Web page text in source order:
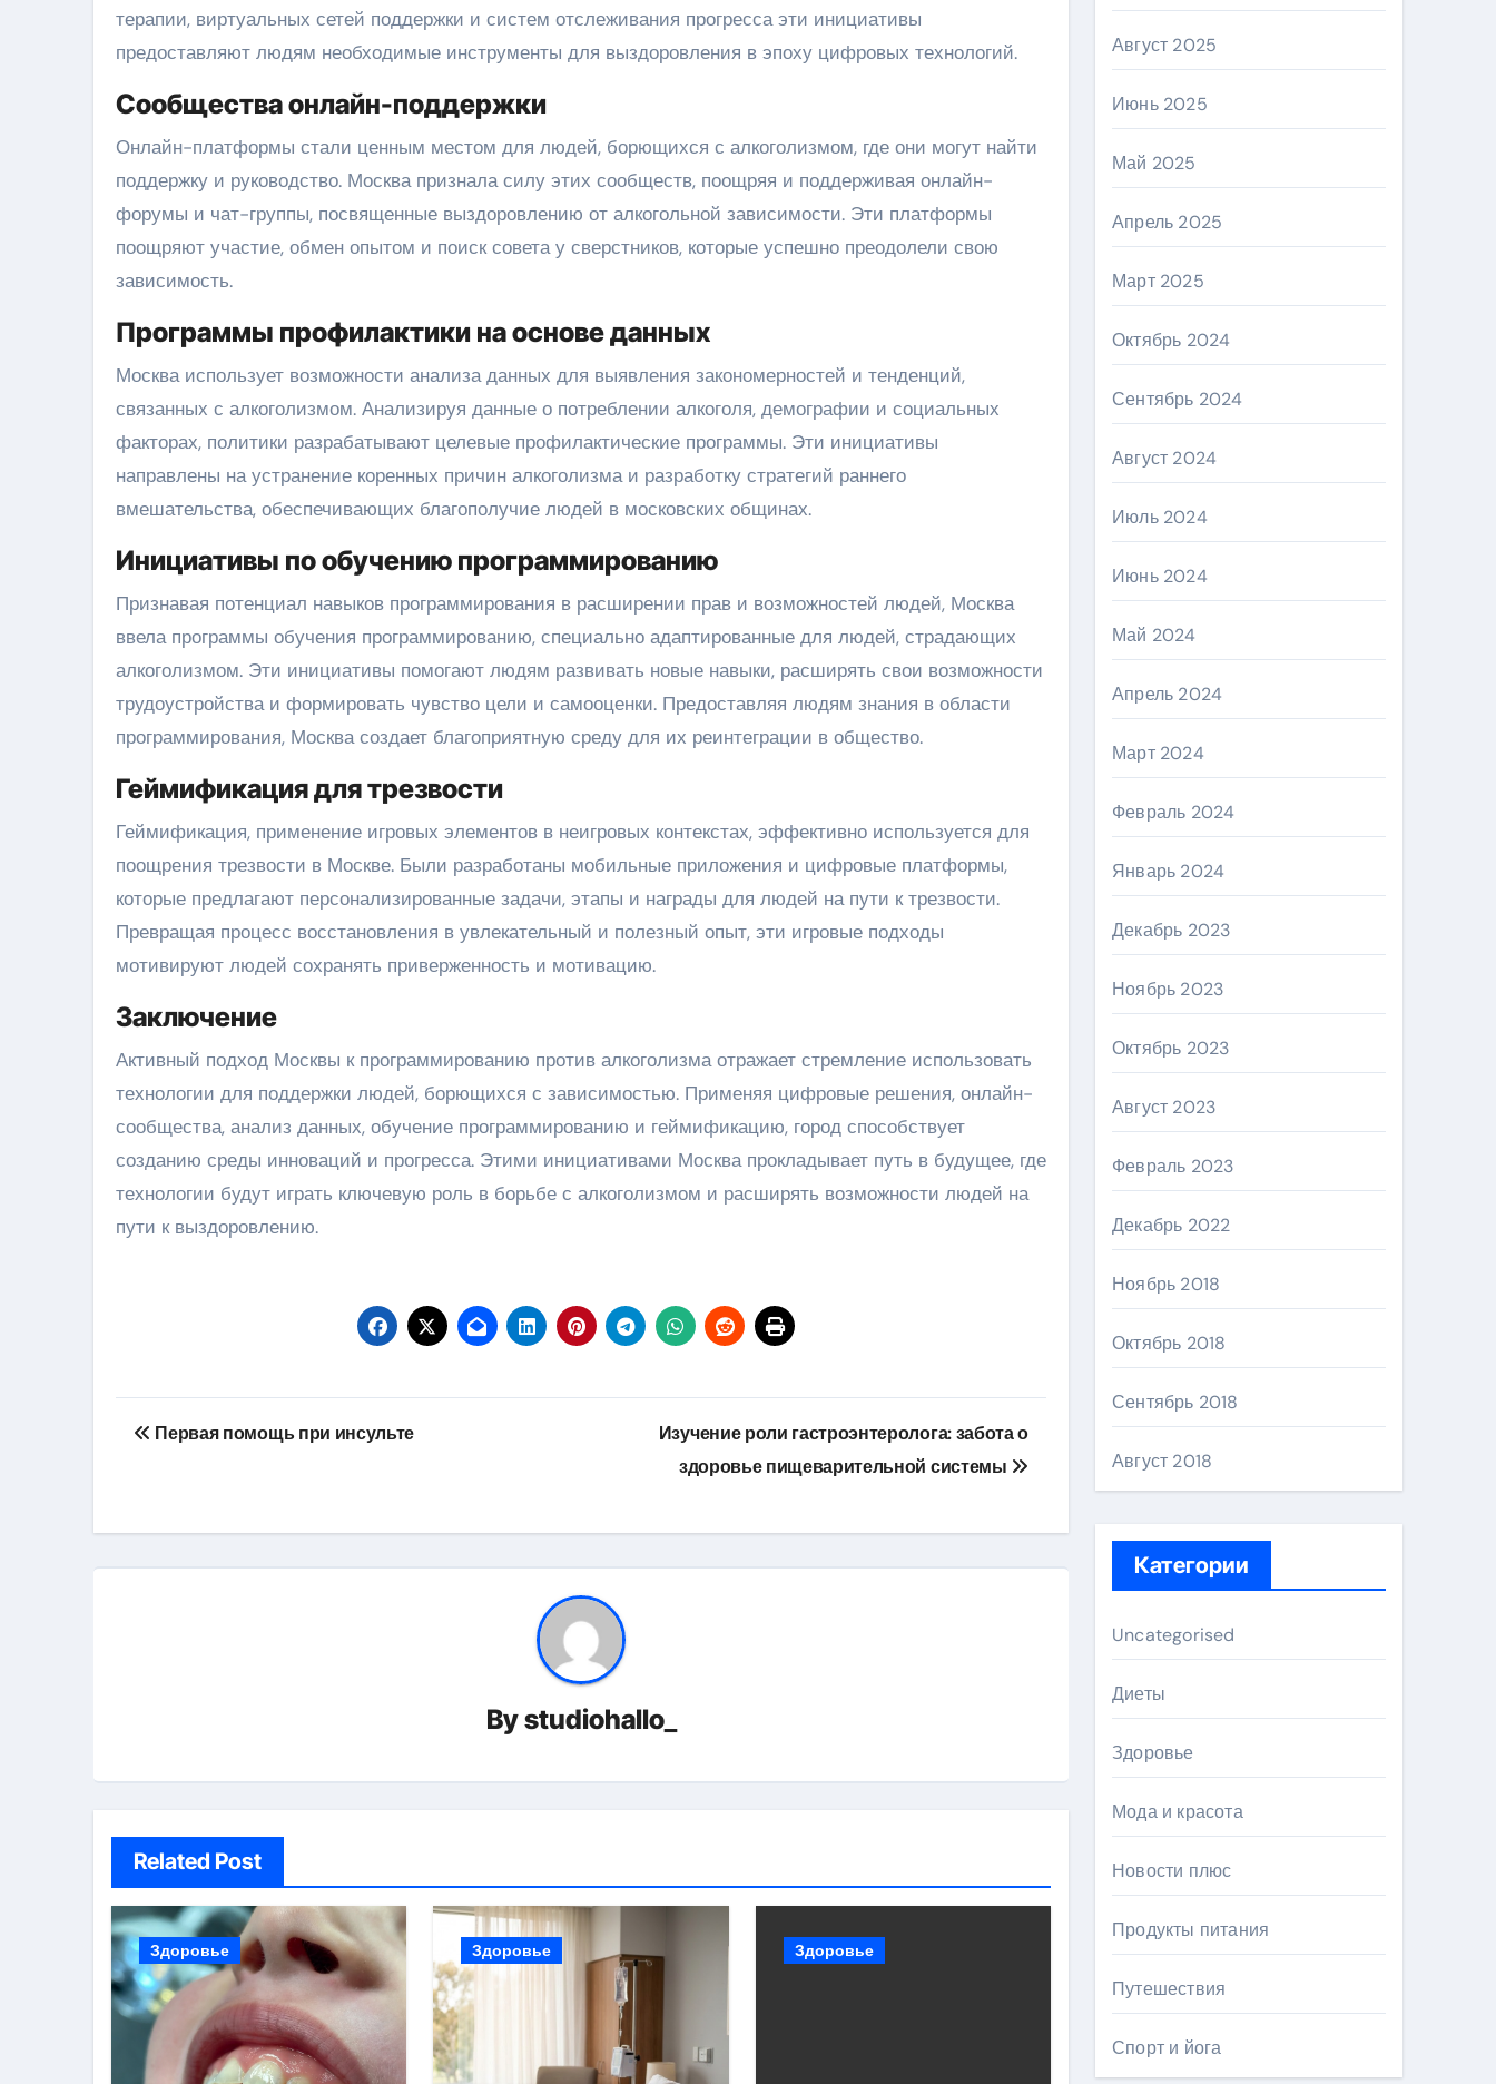
терапии, виртуальных сетей поддержки и систем отслеживания прогресса эти инициативы
предоставляют людям необходимые инструменты для выздоровления в эпоху цифровых технологий.
Сообщества онлайн-поддержки
Онлайн-платформы стали ценным местом для людей, борющихся с алкоголизмом, где они могут найти
поддержку и руководство. Москва признала силу этих сообществ, поощряя и поддерживая онлайн-
форумы и чат-группы, посвященные выздоровлению от алкогольной зависимости. Эти платформы
поощряют участие, обмен опытом и поиск совета у сверстников, которые успешно преодолели свою
зависимость.
Программы профилактики на основе данных
Москва использует возможности анализа данных для выявления закономерностей и тенденций,
связанных с алкоголизмом. Анализируя данные о потреблении алкоголя, демографии и социальных
факторах, политики разрабатывают целевые профилактические программы. Эти инициативы
направлены на устранение коренных причин алкоголизма и разработку стратегий раннего
вмешательства, обеспечивающих благополучие людей в московских общинах.
Инициативы по обучению программированию
Признавая потенциал навыков программирования в расширении прав и возможностей людей, Москва
ввела программы обучения программированию, специально адаптированные для людей, страдающих
алкоголизмом. Эти инициативы помогают людям развивать новые навыки, расширять свои возможности
трудоустройства и формировать чувство цели и самооценки. Предоставляя людям знания в области
программирования, Москва создает благоприятную среду для их реинтеграции в общество.
Геймификация для трезвости
Геймификация, применение игровых элементов в неигровых контекстах, эффективно используется для
поощрения трезвости в Москве. Были разработаны мобильные приложения и цифровые платформы,
которые предлагают персонализированные задачи, этапы и награды для людей на пути к трезвости.
Превращая процесс восстановления в увлекательный и полезный опыт, эти игровые подходы
мотивируют людей сохранять приверженность и мотивацию.
Заключение
Активный подход Москвы к программированию против алкоголизма отражает стремление использовать
технологии для поддержки людей, борющихся с зависимостью. Применяя цифровые решения, онлайн-
сообщества, анализ данных, обучение программированию и геймификацию, город способствует
созданию среды инноваций и прогресса. Этими инициативами Москва прокладывает путь в будущее, где
технологии будут играть ключевую роль в борьбе с алкоголизмом и расширять возможности людей на
пути к выздоровлению.
Навигация
Первая помощь при инсульте
Изучение роли гастроэнтеролога: забота о
здоровье пищеварительной системы
Bystudiohallo_
Related Post
Здоровье Здоровье Здоровье
Август 2025
Июнь 2025
Май 2025
Апрель 2025
Март 2025
Октябрь 2024
Сентябрь 2024
Август 2024
Июль 2024
Июнь 2024
Май 2024
Апрель 2024
Март 2024
Февраль 2024
Январь 2024
Декабрь 2023
Ноябрь 2023
Октябрь 2023
Август 2023
Февраль 2023
Декабрь 2022
Ноябрь 2018
Октябрь 2018
Сентябрь 2018
Август 2018
Категории
Uncategorised
Диеты
Здоровье
Мода и красота
Новости плюс
Продукты питания
Путешествия
Спорт и йога